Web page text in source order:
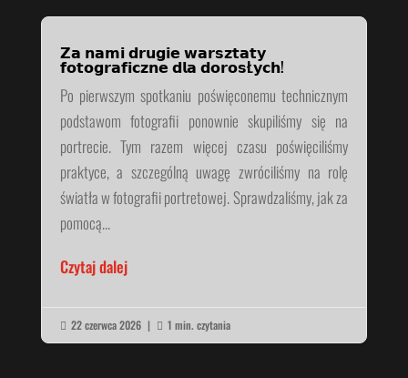
𝗭𝗮 𝗻𝗮𝗺𝗶 𝗱𝗿𝘂𝗴𝗶𝗲 𝘄𝗮𝗿𝘀𝘇𝘁𝗮𝘁𝘆
𝗳𝗼𝘁𝗼𝗴𝗿𝗮𝗳𝗶𝗰𝘇𝗻𝗲 𝗱𝗹𝗮 𝗱𝗼𝗿𝗼𝘀Ł𝘆𝗰𝗵!
Po pierwszym spotkaniu poświęconemu technicznym
podstawom fotografii ponownie skupiliśmy się na
portrecie. Tym razem więcej czasu poświęciliśmy
praktyce, a szczególną uwagę zwróciliśmy na rolę
światła w fotografii portretowej. Sprawdzaliśmy, jak za
pomocą...
Czytaj dalej
 22 czerwca 2026 |  1 min. czytania